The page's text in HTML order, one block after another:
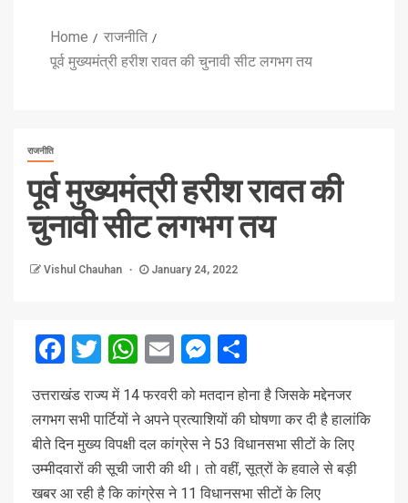
Home
राजनीति
पूर्व मुख्यमंत्री हरीश रावत की चुनावी सीट लगभग तय
राजनीति
पूर्व मुख्यमंत्री हरीश रावत की
चुनावी सीट लगभग तय
Vishul Chauhan January 24, 2022
Facebook
Twitter
WhatsApp
EmailMessenger
उत्तराखंड राज्य में 14 फरवरी को मतदान होना है जिसके मद्देनजर
लगभग सभी पार्टियों ने अपने प्रत्याशियों की घोषणा कर दी है हालांकि
बीते दिन मुख्य विपक्षी दल कांग्रेस ने 53 विधानसभा सीटों के लिए
उम्मीदवारों की सूची जारी की थी। तो वहीं, सूत्रों के हवाले से बड़ी
खबर आ रही है कि कांग्रेस ने 11 विधानसभा सीटों के लिए